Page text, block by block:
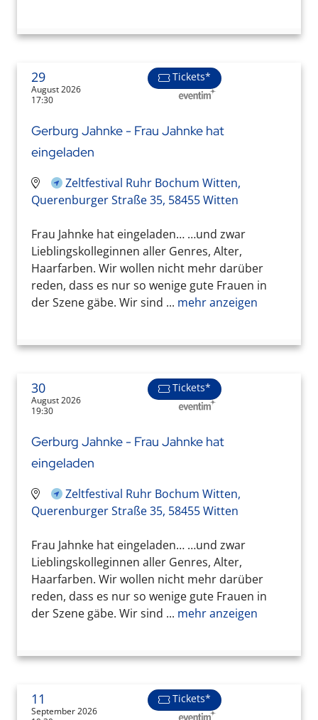
29
August 2026
17:30
Tickets*
Gerburg Jahnke - Frau Jahnke hat
eingeladen
Zeltfestival Ruhr Bochum Witten,
Querenburger Straße 35, 58455 Witten
Frau Jahnke hat eingeladen… …und zwar
Lieblingskolleginnen aller Genres, Alter,
Haarfarben. Wir wollen nicht mehr darüber
reden, dass es nur so wenige gute Frauen in
der Szene gäbe. Wir sind ... mehr anzeigen
30
August 2026
19:30
Tickets*
Gerburg Jahnke - Frau Jahnke hat
eingeladen
Zeltfestival Ruhr Bochum Witten,
Querenburger Straße 35, 58455 Witten
Frau Jahnke hat eingeladen… …und zwar
Lieblingskolleginnen aller Genres, Alter,
Haarfarben. Wir wollen nicht mehr darüber
reden, dass es nur so wenige gute Frauen in
der Szene gäbe. Wir sind ... mehr anzeigen
11
September 2026
Tickets*